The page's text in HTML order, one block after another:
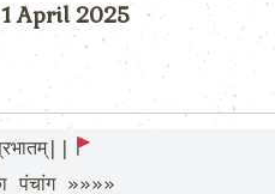
April 2025